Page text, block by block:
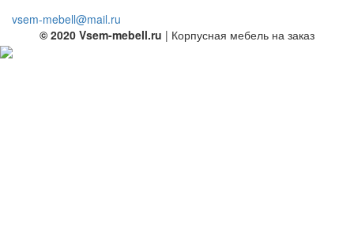
vsem-mebell@mail.ru
© 2020 Vsem-mebell.ru | Корпусная мебель на заказ